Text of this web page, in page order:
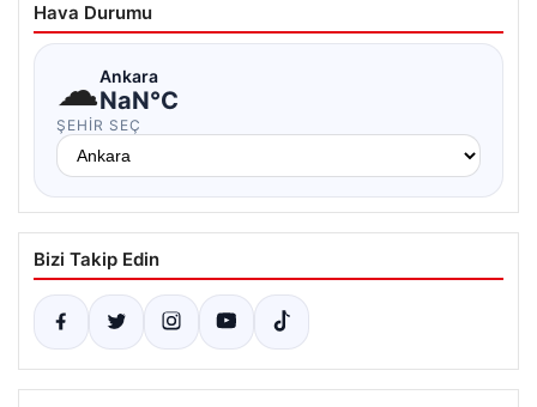
Hava Durumu
☁Ankara
NaN°C
ŞEHIR SEÇ
Bizi Takip Edin